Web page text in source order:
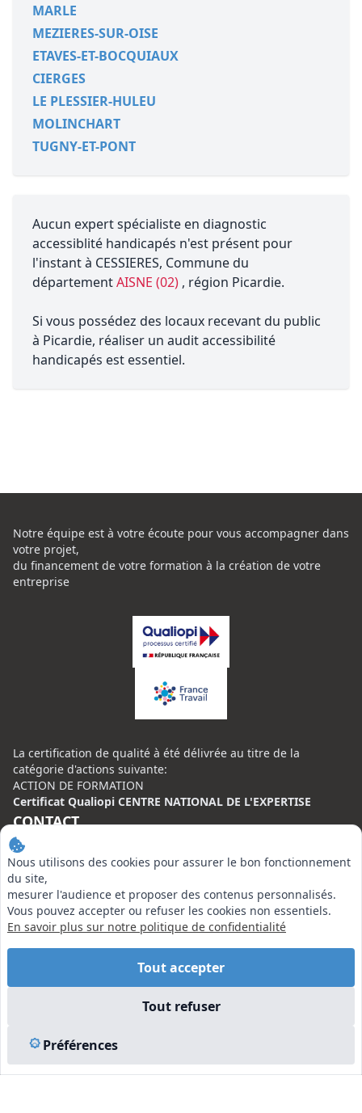
MARLE
MEZIERES-SUR-OISE
ETAVES-ET-BOCQUIAUX
CIERGES
LE PLESSIER-HULEU
MOLINCHART
TUGNY-ET-PONT
Aucun expert spécialiste en diagnostic
accessiblité handicapés n'est présent pour
l'instant à CESSIERES, Commune du
départementAISNE (02) , région Picardie.
Si vous possédez des locaux recevant du public
à Picardie, réaliser un audit accessibilité
handicapés est essentiel.
Nous utilisons des cookies pour assurer le bon fonctionnement
du site,
mesurer l'audience et proposer des contenus personnalisés.
Vous pouvez accepter ou refuser les cookies non essentiels.
En savoir plus sur notre politique de confidentialité
Tout accepter
Tout refuser
Préférences
Notre équipe est à votre écoute pour vous accompagner dans
votre projet,
du financement de votre formation à la création de votre
entreprise
La certification de qualité à été délivrée au titre de la
catégorie d'actions suivante:
ACTION DE FORMATION
Certificat Qualiopi CENTRE NATIONAL DE L'EXPERTISE
CONTACT
Centre National de l’Expertise (CNE)
20 rue Henri Regnault, 75008 Paris
N°VERT : 0800 00 80 89
EN SAVOIR PLUS
Vu à la Télé
Plan du site